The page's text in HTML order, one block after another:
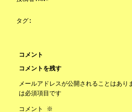
タグ:
コメント
コメントを残す
メールアドレスが公開されることはあり
は必須項目です
コメント ※